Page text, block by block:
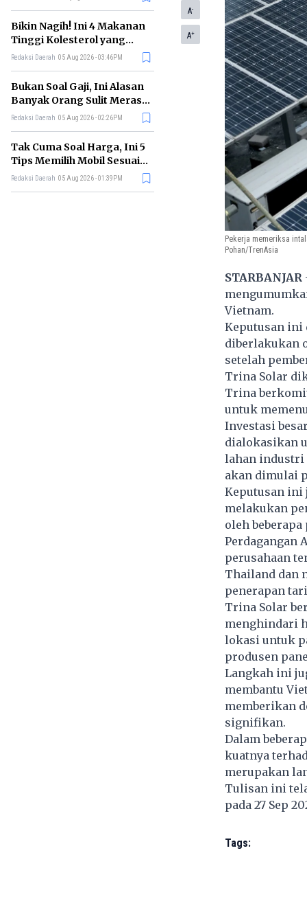
Bikin Nagih! Ini 4 Makanan
Tinggi Kolesterol yang
Sebaiknya Dikurangi
Redaksi Daerah 05 Aug 2026 - 03:46PM
Bukan Soal Gaji, Ini Alasan
Banyak Orang Sulit Merasa
Cukup
Redaksi Daerah 05 Aug 2026 - 02:26PM
Tak Cuma Soal Harga, Ini 5
Tips Memilih Mobil Sesuai
Kebutuhan
Redaksi Daerah 05 Aug 2026 - 01:39PM
A-
A+
Pekerja memeriksa
Pohan/TrenAsia
STARBANJAR
Vietnam.
Keputusan ini
diberlakukan
setelah
Trina Solar
Trina
untuk
Investasi
dialokasikan
lahan industri
akan dimulai
Keputusan ini
melakukan
oleh
Perdagangan
perusahaan
Thailand dan
penerapan
Trina Solar
menghindari
lokasi untuk
produsen
Langkah ini
membantu
memberikan
signifikan.
Dalam
kuatnya
merupakan
Tulisan ini
pada 27 Sep
Tags: